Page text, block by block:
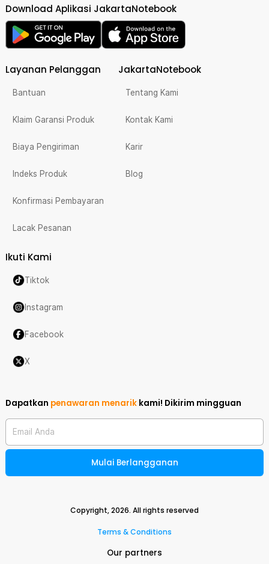
Download Aplikasi JakartaNotebook
Layanan Pelanggan
Bantuan
Klaim Garansi Produk
Biaya Pengiriman
Indeks Produk
Konfirmasi Pembayaran
Lacak Pesanan
JakartaNotebook
Tentang Kami
Kontak Kami
Karir
Blog
Ikuti Kami
Tiktok
Instagram
Facebook
X
Dapatkan penawaran menarik kami! Dikirim mingguan
Email Anda
Mulai Berlangganan
Copyright,2026. All rights reserved
Terms & Conditions
Our partners